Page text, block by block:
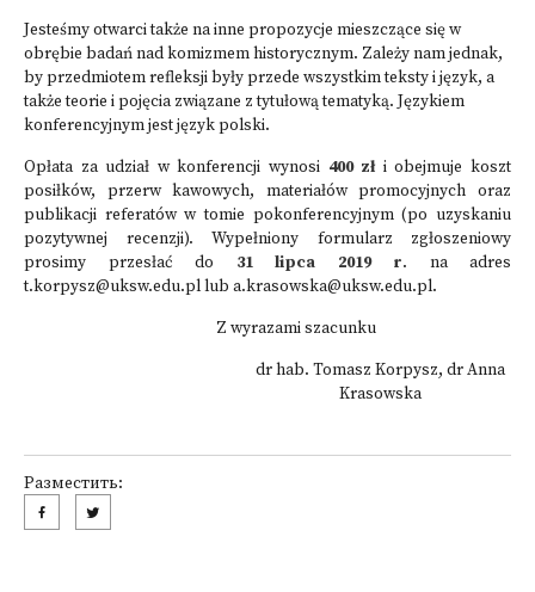
Jesteśmy otwarci także na inne propozycje mieszczące się w
obrębie badań nad komizmem historycznym. Zależy nam jednak,
by przedmiotem refleksji były przede wszystkim teksty i język, a
także teorie i pojęcia związane z tytułową tematyką. Językiem
konferencyjnym jest język polski.
Opłata za udział w konferencji wynosi 400 zł i obejmuje koszt
posiłków, przerw kawowych, materiałów promocyjnych oraz
publikacji referatów w tomie pokonferencyjnym (po uzyskaniu
pozytywnej recenzji). Wypełniony formularz zgłoszeniowy
prosimy przesłać do 31 lipca 2019 r. na adres
t.korpysz@uksw.edu.pllub a.krasowska@uksw.edu.pl.
Z wyrazami szacunku
dr hab. Tomasz Korpysz, dr Anna
Krasowska
Разместить: